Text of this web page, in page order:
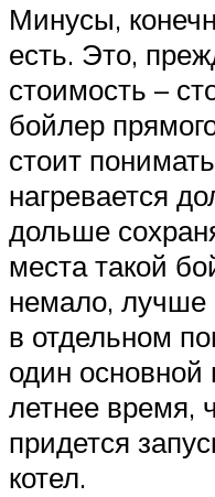
Минусы,
есть. Это,
стоимость –
бойлер
стоит
нагревается
дольше
места такой
немало, лучше
в отдельном
один основной
летнее время,
придется
котел.